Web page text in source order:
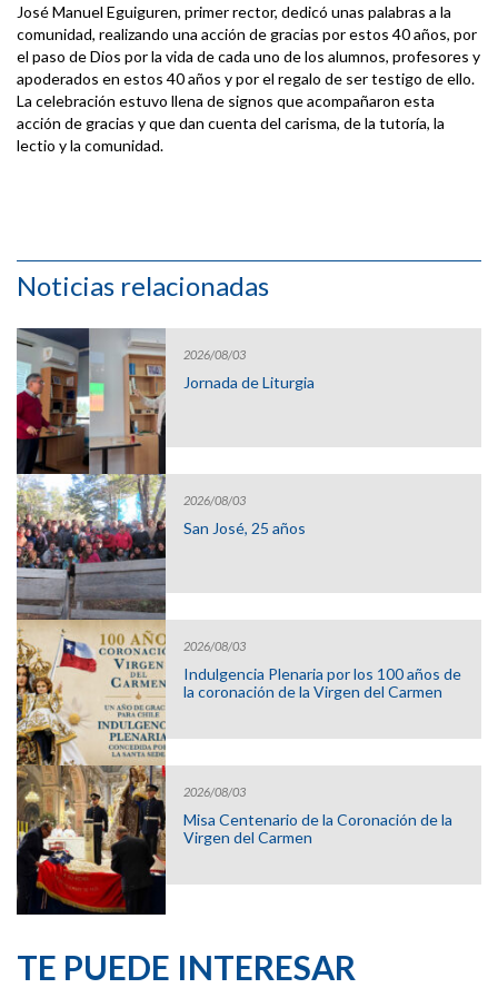
José Manuel Eguiguren, primer rector, dedicó unas palabras a la
comunidad, realizando una acción de gracias por estos 40 años, por
el paso de Dios por la vida de cada uno de los alumnos, profesores y
apoderados en estos 40 años y por el regalo de ser testigo de ello.
La celebración estuvo llena de signos que acompañaron esta
acción de gracias y que dan cuenta del carisma, de la tutoría, la
lectio y la comunidad.
Noticias relacionadas
2026/08/03
Jornada de Liturgia
2026/08/03
San José, 25 años
2026/08/03
Indulgencia Plenaria por los 100 años de
la coronación de la Virgen del Carmen
2026/08/03
Misa Centenario de la Coronación de la
Virgen del Carmen
TE PUEDE INTERESAR